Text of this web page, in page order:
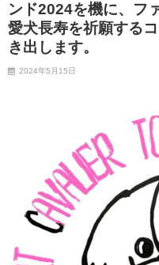
ンド2024を機に、フ
愛犬長寿を祈願する
き出します。
2024年5月15日